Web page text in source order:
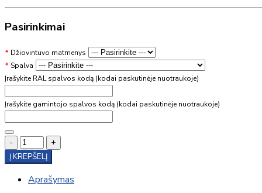
Pasirinkimai
Džiovintuvo matmenys
Spalva
Įrašykite RAL spalvos kodą (kodai paskutinėje nuotraukoje)
Įrašykite gamintojo spalvos kodą (kodai paskutinėje nuotraukoje)
-
+
Į KREPŠELĮ
Aprašymas